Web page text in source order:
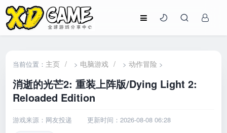
当前位置： 主页 / > 电脑游戏 / >动作冒险 >
消逝的光芒2: 重装上阵版/Dying Light 2:
Reloaded Edition
游戏来源：网友投递 更新时间：2026-08-08 06:28